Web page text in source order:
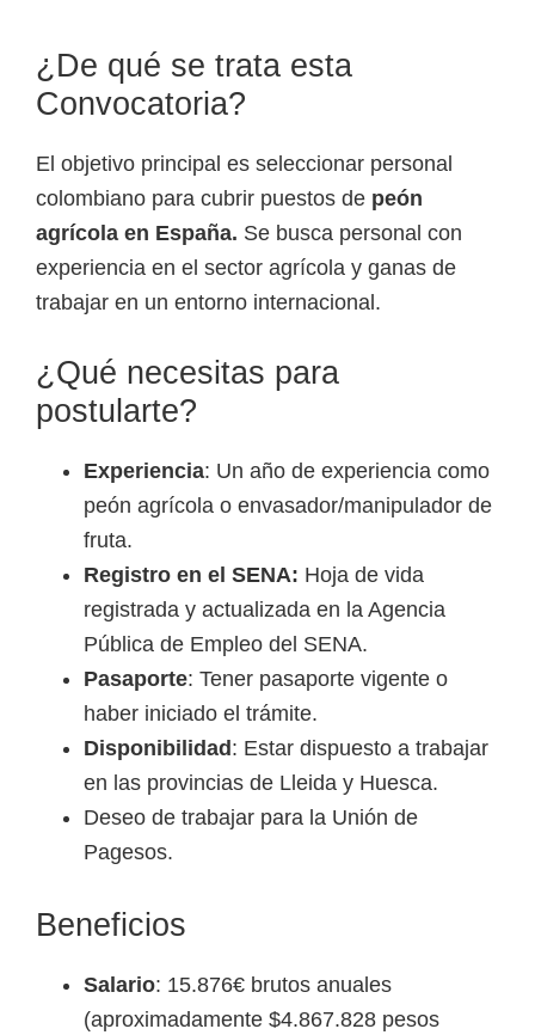
s
y
e
c
n
o
l
g
¿De qué se trata esta
Convocatoria?
El objetivo principal es seleccionar personal
colombiano para cubrir puestos de peón
agrícola en España. Se busca personal con
experiencia en el sector agrícola y ganas de
trabajar en un entorno internacional.
¿Qué necesitas para
postularte?
Experiencia: Un año de experiencia como
peón agrícola o envasador/manipulador de
fruta.
Registro en el SENA: Hoja de vida
registrada y actualizada en la Agencia
Pública de Empleo del SENA.
Pasaporte: Tener pasaporte vigente o
haber iniciado el trámite.
Disponibilidad: Estar dispuesto a trabajar
en las provincias de Lleida y Huesca.
Deseo de trabajar para la Unión de
Pagesos.
Beneficios
Salario: 15.876€ brutos anuales
(aproximadamente $4.867.828 pesos